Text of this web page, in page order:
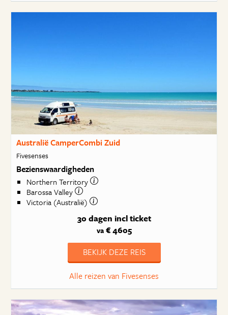
Australië CamperCombi Zuid
Fivesenses
Bezienswaardigheden
Northern Territory
Barossa Valley
Victoria (Australië)
30 dagen incl ticket
va€ 4605
BEKIJK DEZE REIS
Alle reizen van Fivesenses